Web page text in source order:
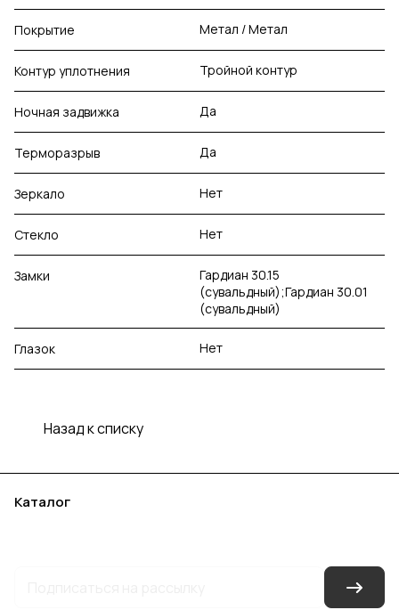
Покрытие Метал / Метал
Контур уплотнения Тройной контур
Ночная задвижка Да
Терморазрыв Да
Зеркало Нет
Стекло Нет
Замки
Гардиан 30.15
(сувальдный);Гардиан 30.01
(сувальдный)
Глазок Нет
Назад к списку
Каталог